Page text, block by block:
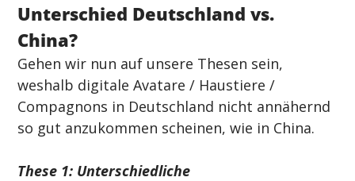
Unterschied Deutschland vs.
China?
Gehen wir nun auf unsere Thesen sein,
weshalb digitale Avatare / Haustiere /
Compagnons in Deutschland nicht annähernd
so gut anzukommen scheinen, wie in China.
These 1: Unterschiedliche